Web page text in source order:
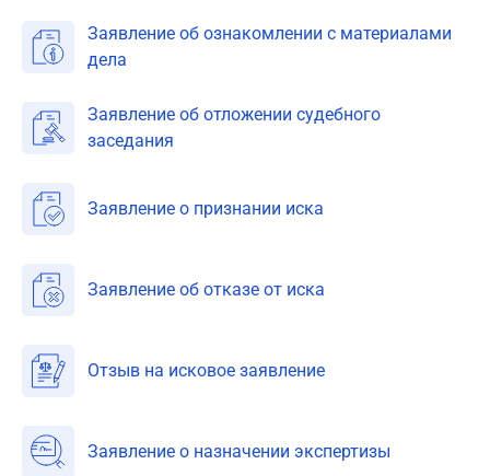
Заявление об ознакомлении с материалами
дела
Заявление об отложении судебного
заседания
Заявление о признании иска
Заявление об отказе от иска
Отзыв на исковое заявление
Заявление о назначении экспертизы